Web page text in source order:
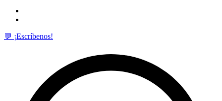
💬 ¡Escríbenos!